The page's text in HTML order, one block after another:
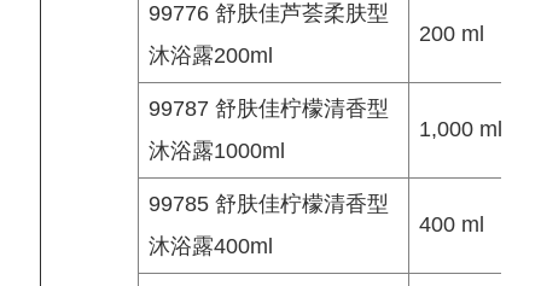
99776 舒肤佳芦荟柔肤型
沐浴露200ml
200 ml
99787 舒肤佳柠檬清香型
沐浴露1000ml
1,000 ml
99785 舒肤佳柠檬清香型
沐浴露400ml
400 ml